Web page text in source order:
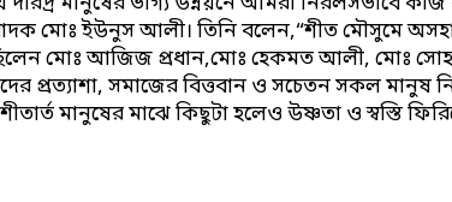
মোঃ ইউনুস আলী। তিনি বলেন,“শীত মৌসুমে
মোঃ আজিজ প্রধান,মোঃ হেকমত আলী, মোঃ
প্রত্যাশা, সমাজের বিত্তবান ও সচেতন সকল
শীতার্ত মানুষের মাঝে কিছুটা হলেও উষ্ণতা ও